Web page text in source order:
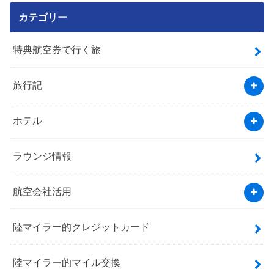
カテゴリー
特典航空券で行く旅
旅行記
ホテル
ラウンジ情報
航空会社活用
陸マイラー的クレジットカード
陸マイラー的マイル交換